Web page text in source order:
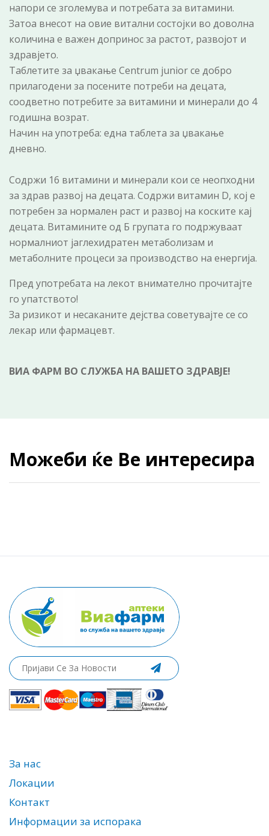
напори се зголемува и потребата за витамини.
Затоа внесот на овие витални состојки во доволна
количина е важен допринос за растот, развојот и
здравјето.
Таблетите за џвакање Centrum junior се добро
прилагодени за посените потреби на децата,
соодветно потребите за витамини и минерали до 4
годишна возрат.
Начин на употреба: една таблета за џвакање
дневно.
Содржи 16 витамини и минерали кои се неопходни
за здрав развој на децата. Содржи витамин D, кој е
потребен за нормален раст и развој на коските кај
децата. Витамините од Б групата го подржуваат
нормалниот јаглехидратен метаболизам и
метаболните процеси за производство на енергија.
Пред употребата на лекот внимателно прочитајте
го упатството!
За ризикот и несаканите дејства советувајте се со
лекар или фармацевт.
ВИА ФАРМ ВО СЛУЖБА НА ВАШЕТО ЗДРАВЈЕ!
Можеби ќе Ве интересира
За нас
Локации
Контакт
Информации за испорака